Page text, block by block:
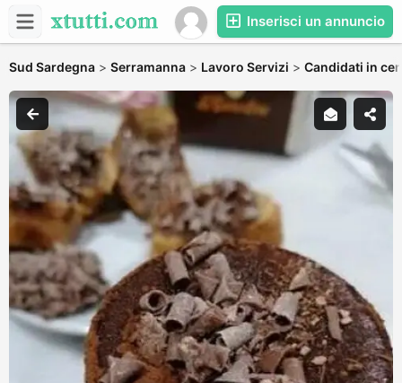
Inserisci un annuncio
Sud Sardegna > Serramanna > Lavoro Servizi > Candidati in